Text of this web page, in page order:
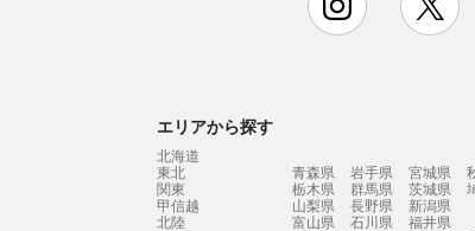
エリアから探す
北海道
東北
青森県 岩手県 宮城県
関東
栃木県 群馬県 茨城県
甲信越
山梨県 長野県
新潟県
北陸
富山県 石川県
福井県